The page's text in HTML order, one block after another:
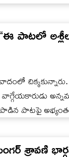
పాటలో
పాటపై
శ్రావణి